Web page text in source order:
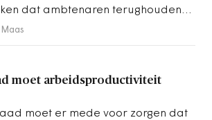
dat ambtenaren terughoudend
moet arbeidsproductiviteit
moet er mede voor zorgen dat